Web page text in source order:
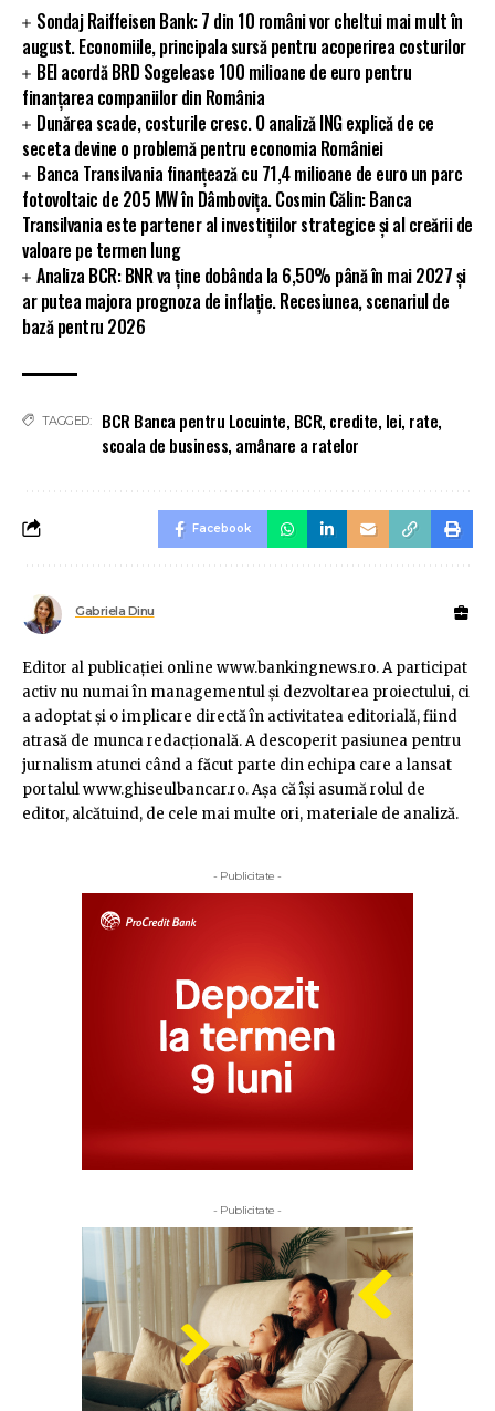
Sondaj Raiffeisen Bank: 7 din 10 români vor cheltui mai mult în
august. Economiile, principala sursă pentru acoperirea costurilor
BEI acordă BRD Sogelease 100 milioane de euro pentru
finanțarea companiilor din România
Dunărea scade, costurile cresc. O analiză ING explică de ce
seceta devine o problemă pentru economia României
Banca Transilvania finanțează cu 71,4 milioane de euro un parc
fotovoltaic de 205 MW în Dâmbovița. Cosmin Călin: Banca
Transilvania este partener al investițiilor strategice și al creării de
valoare pe termen lung
Analiza BCR: BNR va ține dobânda la 6,50% până în mai 2027 și
ar putea majora prognoza de inflație. Recesiunea, scenariul de
bază pentru 2026
TAGGED: BCR Banca pentru Locuinte, BCR, credite, lei, rate,
scoala de business, amânare a ratelor
Facebook
Gabriela Dinu
Editor al publicaţiei online www.bankingnews.ro. A participat
activ nu numai în managementul şi dezvoltarea proiectului, ci
a adoptat şi o implicare directă în activitatea editorială, fiind
atrasă de munca redacţională. A descoperit pasiunea pentru
jurnalism atunci când a făcut parte din echipa care a lansat
portalul www.ghiseulbancar.ro. Așa că îşi asumă rolul de
editor, alcătuind, de cele mai multe ori, materiale de analiză.
- Publicitate -
- Publicitate -